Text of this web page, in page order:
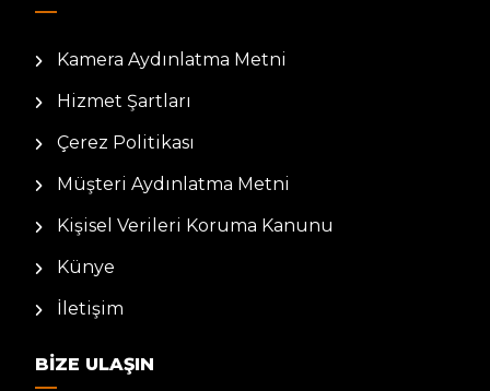
Kamera Aydınlatma Metni
Hizmet Şartları
Çerez Politikası
Müşteri Aydınlatma Metni
Kişisel Verileri Koruma Kanunu
Künye
İletişim
BIZE ULAŞIN